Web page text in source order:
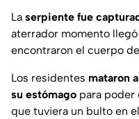
La serpiente fue
aterrador momento
encontraron el cuerpo
Los residentes mataron
su estómago para poder
que tuviera un bulto en